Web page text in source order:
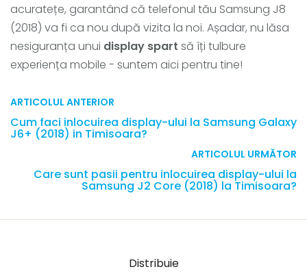
acuratețe, garantând că telefonul tău Samsung J8
(2018) va fi ca nou după vizita la noi. Așadar, nu lăsa
nesiguranța unui display spart să îți tulbure
experiența mobile - suntem aici pentru tine!
ARTICOLUL ANTERIOR
Cum faci inlocuirea display-ului la Samsung Galaxy
J6+ (2018) in Timisoara?
ARTICOLUL URMĂTOR
Care sunt pasii pentru inlocuirea display-ului la
Samsung J2 Core (2018) la Timisoara?
Distribuie